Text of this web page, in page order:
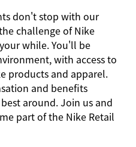
don't stop with our
challenge of Nike
while. You'll be
with access to
products and apparel.
and benefits
around. Join us and
part of the Nike Retail